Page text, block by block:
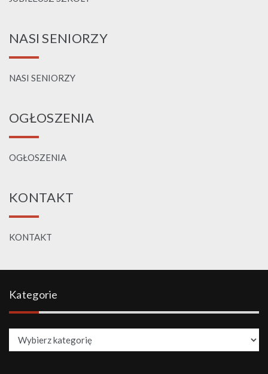
NASI SENIORZY
NASI SENIORZY
OGŁOSZENIA
OGŁOSZENIA
KONTAKT
KONTAKT
Kategorie